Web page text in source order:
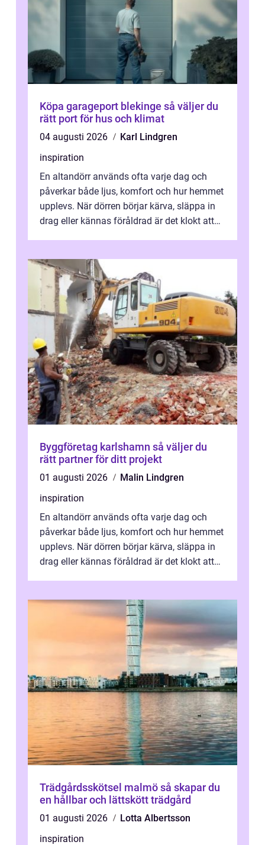
Köpa garageport blekinge så väljer du
rätt port för hus och klimat
04 augusti 2026
Karl Lindgren
inspiration
En altandörr används ofta varje dag och
påverkar både ljus, komfort och hur hemmet
upplevs. När dörren börjar kärva, släppa in
drag eller kännas föråldrad är det klokt att
Byggföretag karlshamn så väljer du
rätt partner för ditt projekt
01 augusti 2026
Malin Lindgren
inspiration
En altandörr används ofta varje dag och
påverkar både ljus, komfort och hur hemmet
upplevs. När dörren börjar kärva, släppa in
drag eller kännas föråldrad är det klokt att
Trädgårdsskötsel malmö så skapar du
en hållbar och lättskött trädgård
01 augusti 2026
Lotta Albertsson
inspiration